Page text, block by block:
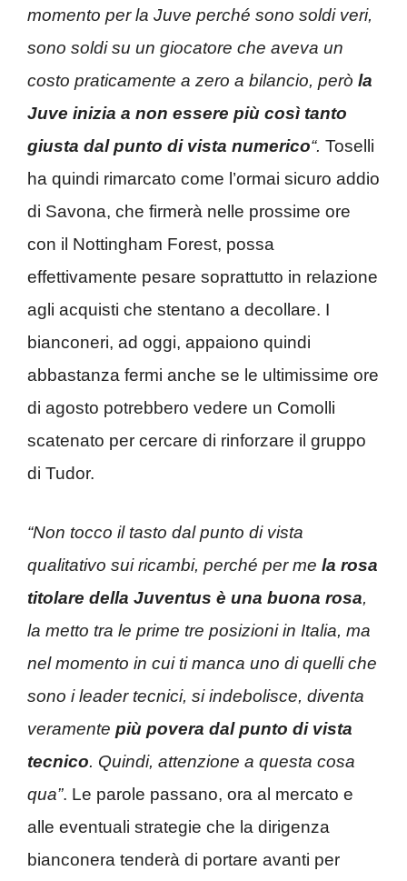
momento per la Juve perché sono soldi veri,
sono soldi su un giocatore che aveva un
costo praticamente a zero a bilancio, però la
Juve inizia a non essere più così tanto
giusta dal punto di vista numerico“. Toselli
ha quindi rimarcato come l’ormai sicuro addio
di Savona, che firmerà nelle prossime ore
con il Nottingham Forest, possa
effettivamente pesare soprattutto in relazione
agli acquisti che stentano a decollare. I
bianconeri, ad oggi, appaiono quindi
abbastanza fermi anche se le ultimissime ore
di agosto potrebbero vedere un Comolli
scatenato per cercare di rinforzare il gruppo
di Tudor.
“Non tocco il tasto dal punto di vista
qualitativo sui ricambi, perché per me la rosa
titolare della Juventus è una buona rosa,
la metto tra le prime tre posizioni in Italia, ma
nel momento in cui ti manca uno di quelli che
sono i leader tecnici, si indebolisce, diventa
veramente più povera dal punto di vista
tecnico. Quindi, attenzione a questa cosa
qua”. Le parole passano, ora al mercato e
alle eventuali strategie che la dirigenza
bianconera tenderà di portare avanti per